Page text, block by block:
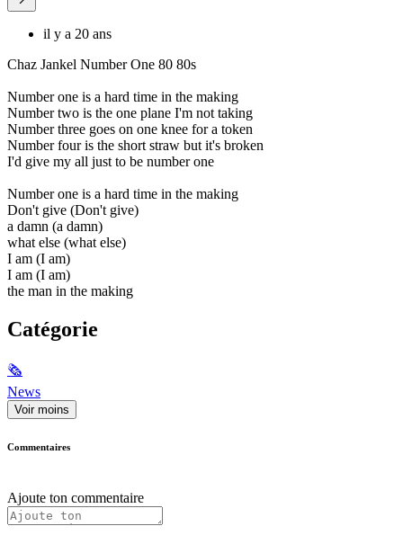
il y a 20 ans
Chaz Jankel Number One 80 80s
Number one is a hard time in the making
Number two is the one plane I'm not taking
Number three goes on one knee for a token
Number four is the short straw but it's broken
I'd give my all just to be number one
Number one is a hard time in the making
Don't give (Don't give)
a damn (a damn)
what else (what else)
I am (I am)
I am (I am)
the man in the making
Catégorie
🗞
News
Voir moins
Commentaires
Ajoute ton commentaire